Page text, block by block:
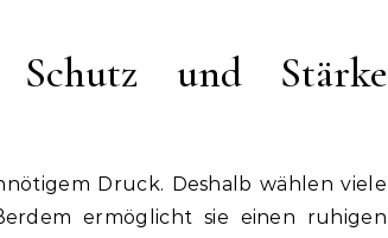
Schutz und Stärke
Druck. Deshalb wählen viele
ermöglicht sie einen ruhigen